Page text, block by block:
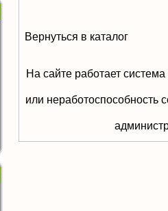
Вернуться в каталог
На сайте работает
или неработоспособность